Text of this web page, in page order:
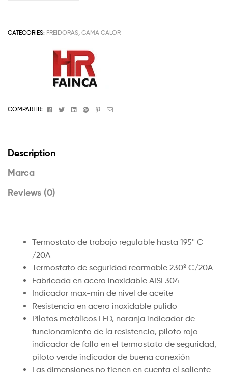
CATEGORIES: FREIDORAS GAMA CALOR
COMPARTIR: FacebookTwitterLinkedinGoogle+Pinterest
Email
Description
Marca
Reviews (0)
Termostato de trabajo regulable hasta 195º C
/20A
Termostato de seguridad rearmable 230º C/20A
Fabricada en acero inoxidable AISI 304
Indicador max-min de nivel de aceite
Resistencia en acero inoxidable pulido
Pilotos metálicos LED, naranja indicador de
funcionamiento de la resistencia, piloto rojo
indicador de fallo en el termostato de seguridad,
piloto verde indicador de buena conexión
Las dimensiones no tienen en cuenta el saliente